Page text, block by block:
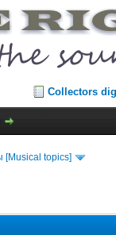
Collectors
[Musical topics]